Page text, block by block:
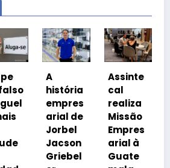
A
história
empres
arial de
Jacson
cal
realiza
Missão
Empres
arial à
Guate
Coalizã
Prosper
a Brasil
cobra
isonomi
a
tributár